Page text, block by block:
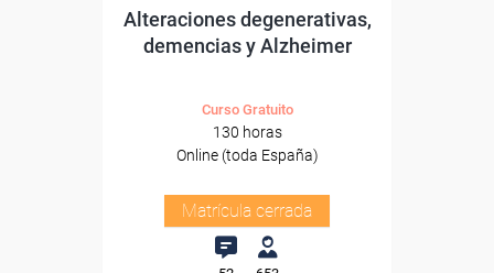
Alteraciones degenerativas,
demencias y Alzheimer
Curso Gratuito
130 horas
Online (toda España)
Matrícula cerrada